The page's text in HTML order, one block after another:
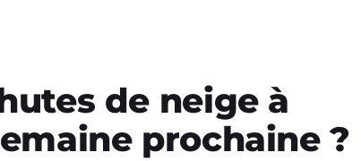
de neige à
prochaine ?